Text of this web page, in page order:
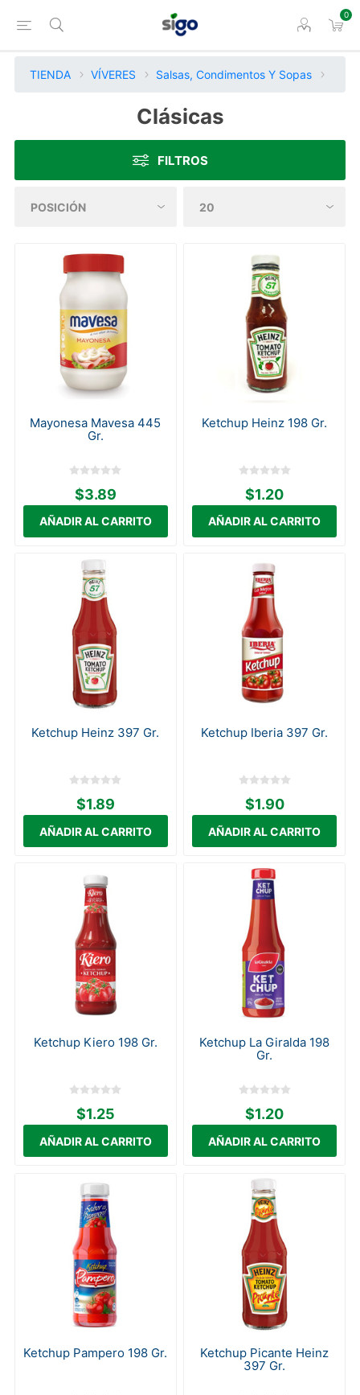
0
TIENDA VÍVERES Salsas, Condimentos Y Sopas
Clásicas
FILTROS
Mayonesa Mavesa 445
Gr.
$3.89
Ketchup Heinz 198 Gr.
$1.20
Ketchup Heinz 397 Gr.
$1.89
Ketchup Iberia 397 Gr.
$1.90
Ketchup Kiero 198 Gr.
$1.25
Ketchup La Giralda 198
Gr.
$1.20
Ketchup Pampero 198 Gr.
Ketchup Picante Heinz
397 Gr.